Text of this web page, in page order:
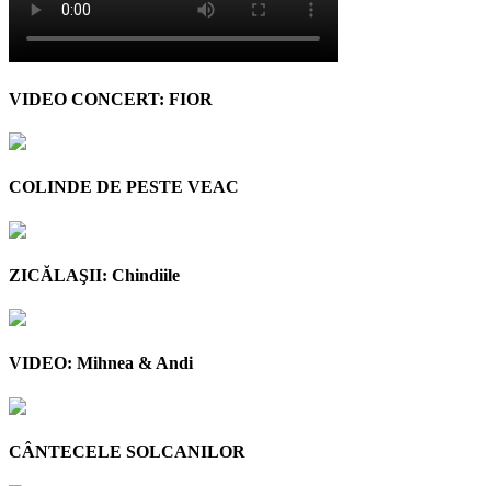
VIDEO CONCERT: FIOR
COLINDE DE PESTE VEAC
ZICĂLAŞII: Chindiile
VIDEO: Mihnea & Andi
CÂNTECELE SOLCANILOR